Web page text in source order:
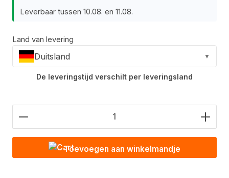
Leverbaar tussen 10.08. en 11.08.
Land van levering
Duitsland ▼
De leveringstijd verschilt per leveringsland
Hoeveelheid product: Voer de gewenste
Toevoegen aan winkelmandje